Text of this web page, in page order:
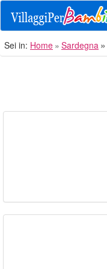
Sei in: Home Sardegna